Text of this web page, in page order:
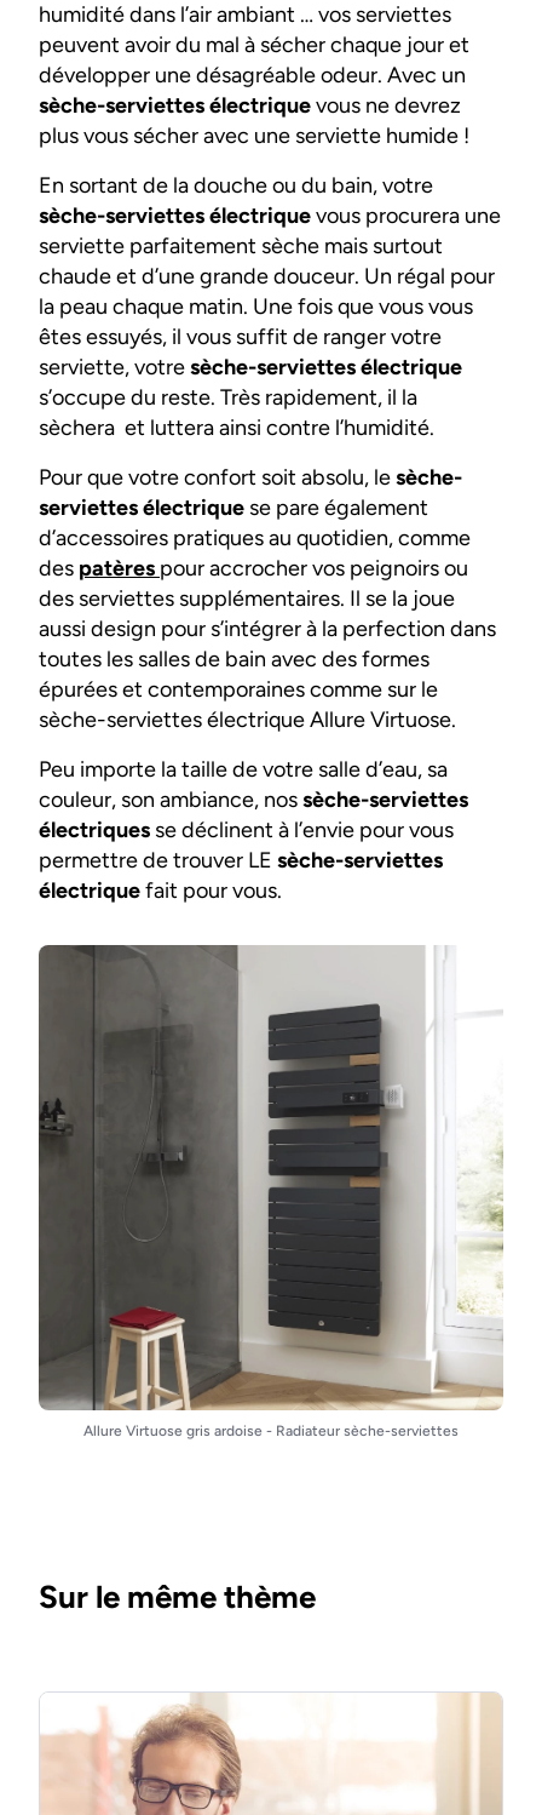
humidité dans l’air ambiant … vos serviettes
peuvent avoir du mal à sécher chaque jour et
développer une désagréable odeur. Avec un
sèche-serviettes électriquevous ne devrez
plus vous sécher avec une serviette humide !
En sortant de la douche ou du bain, votre
sèche-serviettes électriquevous procurera une
serviette parfaitement sèche mais surtout
chaude et d’une grande douceur. Un régal pour
la peau chaque matin. Une fois que vous vous
êtes essuyés, il vous suffit de ranger votre
serviette, votresèche-serviettes électrique
s’occupe du reste. Très rapidement, il la
sèchera et luttera ainsi contre l’humidité.
Pour que votre confort soit absolu, lesèche-
serviettes électrique se pare également
d’accessoires pratiques au quotidien, comme
des patères pour accrocher vos peignoirs ou
des serviettes supplémentaires. Il se la joue
aussi design pour s’intégrer à la perfection dans
toutes les salles de bain avec des formes
épurées et contemporaines comme sur le
sèche-serviettes électrique Allure Virtuose.
Peu importe la taille de votre salle d’eau, sa
couleur, son ambiance, nossèche-serviettes
électriques se déclinent à l’envie pour vous
permettre de trouver LE sèche-serviettes
électriquefait pour vous.
Allure Virtuose gris ardoise - Radiateur sèche-serviettes
Sur le même thème